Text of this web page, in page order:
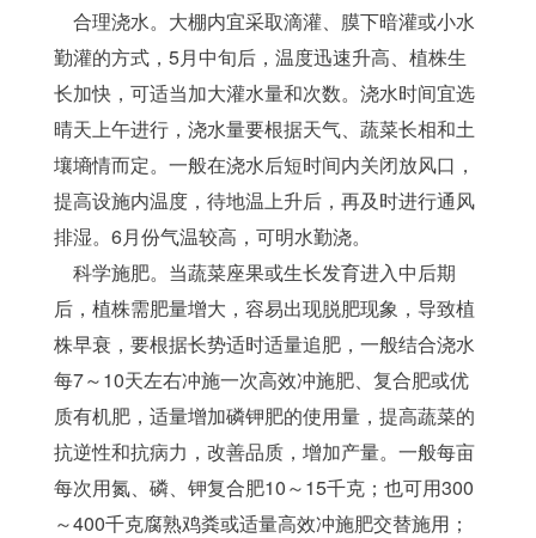
合理浇水。大棚内宜采取滴灌、膜下暗灌或小水
勤灌的方式，5月中旬后，温度迅速升高、植株生
长加快，可适当加大灌水量和次数。浇水时间宜选
晴天上午进行，浇水量要根据天气、蔬菜长相和土
壤墒情而定。一般在浇水后短时间内关闭放风口，
提高设施内温度，待地温上升后，再及时进行通风
排湿。6月份气温较高，可明水勤浇。
科学施肥。当蔬菜座果或生长发育进入中后期
后，植株需肥量增大，容易出现脱肥现象，导致植
株早衰，要根据长势适时适量追肥，一般结合浇水
每7～10天左右冲施一次高效冲施肥、复合肥或优
质有机肥，适量增加磷钾肥的使用量，提高蔬菜的
抗逆性和抗病力，改善品质，增加产量。一般每亩
每次用氮、磷、钾复合肥10～15千克；也可用300
～400千克腐熟鸡粪或适量高效冲施肥交替施用；